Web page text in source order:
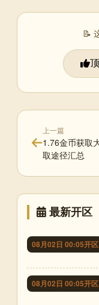
📝
上一篇
1.76金币获取
取途径汇总
最新开区
08月02日 00:05开区
08月02日 00:05开区